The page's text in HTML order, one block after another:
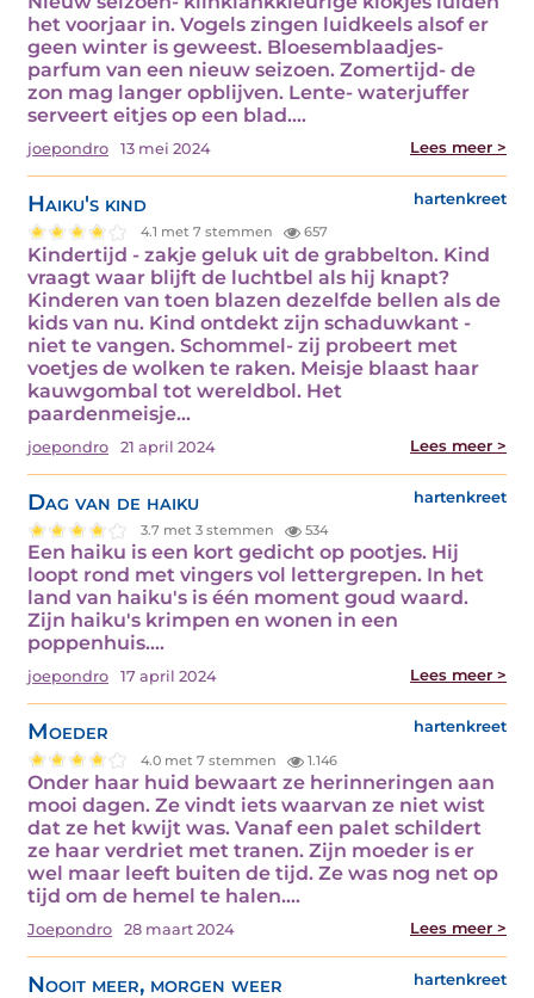
het voorjaar in. Vogels zingen luidkeels alsof er
geen winter is geweest. Bloesemblaadjes-
parfum van een nieuw seizoen. Zomertijd- de
zon mag langer opblijven. Lente- waterjuffer
serveert eitjes op een blad.…
joepondro 13 mei 2024 Lees meer >
Haiku's kind hartenkreet
4.1 met 7 stemmen 657
Kindertijd - zakje geluk uit de grabbelton. Kind
vraagt waar blijft de luchtbel als hij knapt?
Kinderen van toen blazen dezelfde bellen als de
kids van nu. Kind ontdekt zijn schaduwkant -
niet te vangen. Schommel- zij probeert met
voetjes de wolken te raken. Meisje blaast haar
kauwgombal tot wereldbol. Het
paardenmeisje…
joepondro 21 april 2024 Lees meer >
Dag van de haiku hartenkreet
3.7 met 3 stemmen 534
Een haiku is een kort gedicht op pootjes. Hij
loopt rond met vingers vol lettergrepen. In het
land van haiku's is één moment goud waard.
Zijn haiku's krimpen en wonen in een
poppenhuis.…
joepondro 17 april 2024 Lees meer >
Moeder hartenkreet
4.0 met 7 stemmen 1.146
Onder haar huid bewaart ze herinneringen aan
mooi dagen. Ze vindt iets waarvan ze niet wist
dat ze het kwijt was. Vanaf een palet schildert
ze haar verdriet met tranen. Zijn moeder is er
wel maar leeft buiten de tijd. Ze was nog net op
tijd om de hemel te halen.…
Joepondro 28 maart 2024 Lees meer >
Nooit meer, morgen weer hartenkreet